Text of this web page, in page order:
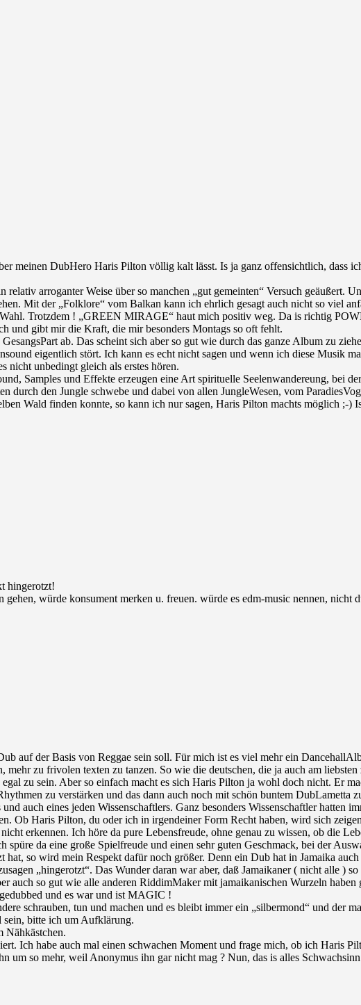
meinen DubHero Haris Pilton völlig kalt lässt. Is ja ganz offensichtlich, dass
arroganter Weise über so manchen „gut gemeinten“ Versuch geäußert.
Mit der „Folklore“ vom Balkan kann ich ehrlich gesagt auch nicht so viel
Trotzdem ! „GREEN MIRAGE“ haut mich positiv weg. Da is richtig
und gibt mir die Kraft, die mir besonders Montags so oft fehlt.
ab. Das scheint sich aber so gut wie durch das ganze Album zu
eigentlich stört. Ich kann es echt nicht sagen und wenn ich diese Musik
nicht unbedingt gleich als erstes hören.
Samples und Effekte erzeugen eine Art spirituelle Seelenwandereung, bei
den Jungle schwebe und dabei von allen JungleWesen, vom
Wald finden konnte, so kann ich nur sagen, Haris Pilton machts möglich ;-)
hingerotzt!
würde konsument merken u. freuen. würde es edm-music nennen, nicht
auf der Basis von Reggae sein soll. Für mich ist es viel mehr ein
zu frivolen texten zu tanzen. So wie die deutschen, die ja auch am
zu sein. Aber so einfach macht es sich Haris Pilton ja wohl doch nicht. Er
zu verstärken und das dann auch noch mit schön buntem DubLametta
auch eines jeden Wissenschaftlers. Ganz besonders Wissenschaftler hatten
Ob Haris Pilton, du oder ich in irgendeiner Form Recht haben, wird sich
erkennen. Ich höre da pure Lebensfreude, ohne genau zu wissen, ob die
da eine große Spielfreude und einen sehr guten Geschmack, bei der
so wird mein Respekt dafür noch größer. Denn ein Dub hat in Jamaika
„hingerotzt“. Das Wunder daran war aber, daß Jamaikaner ( nicht alle )
auch so gut wie alle anderen RiddimMaker mit jamaikanischen Wurzeln haben
und es war und ist MAGIC !
schrauben, tun und machen und es bleibt immer ein „silbermond“ und der
sein, bitte ich um Aufklärung.
Nähkästchen.
Ich habe auch mal einen schwachen Moment und frage mich, ob ich Haris
um so mehr, weil Anonymus ihn gar nicht mag ? Nun, das is alles